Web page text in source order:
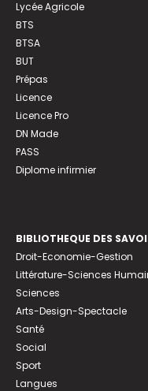
Lycée Agricole
BTS
BTSA
BUT
Prépas
Licence
Licence Pro
DN Made
PASS
Diplome infirmier
BIBLIOTHEQUE DES
Droit-Economie-Gestion
Littérature-Sciences
Sciences
Arts-Design-Spectacle
Santé
Social
Sport
Langues